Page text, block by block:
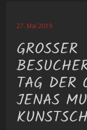
27. Mai 2019
GROSSER B
AG DER
ENAS